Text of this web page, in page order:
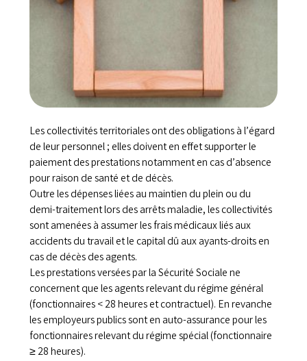
Les collectivités territoriales ont des obligations à l’égard
de leur personnel ; elles doivent en effet supporter le
paiement des prestations notamment en cas d’absence
pour raison de santé et de décès.
Outre les dépenses liées au maintien du plein ou du
demi-traitement lors des arrêts maladie, les collectivités
sont amenées à assumer les frais médicaux liés aux
accidents du travail et le capital dû aux ayants-droits en
cas de décès des agents.
Les prestations versées par la Sécurité Sociale ne
concernent que les agents relevant du régime général
(fonctionnaires < 28 heures et contractuel). En revanche
les employeurs publics sont en auto-assurance pour les
fonctionnaires relevant du régime spécial (fonctionnaire
≥ 28 heures).